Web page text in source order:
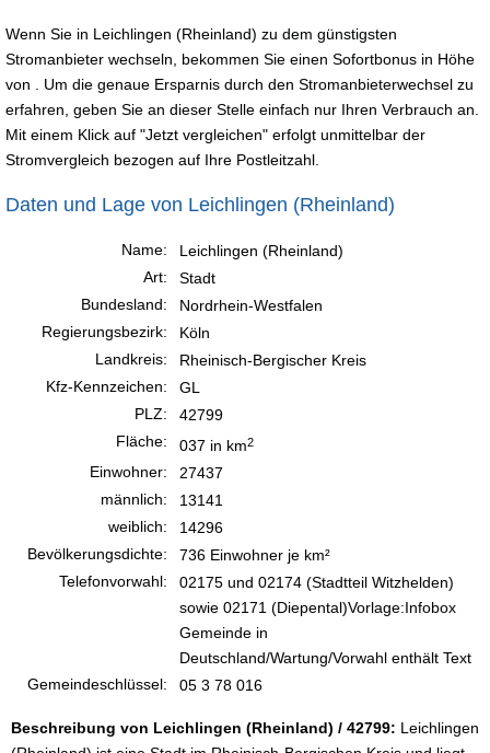
Wenn Sie in Leichlingen (Rheinland) zu dem günstigsten
Stromanbieter wechseln, bekommen Sie einen Sofortbonus in Höhe
von . Um die genaue Ersparnis durch den Stromanbieterwechsel zu
erfahren, geben Sie an dieser Stelle einfach nur Ihren Verbrauch an.
Mit einem Klick auf "Jetzt vergleichen" erfolgt unmittelbar der
Stromvergleich bezogen auf Ihre Postleitzahl.
Daten und Lage von Leichlingen (Rheinland)
Name:
Leichlingen (Rheinland)
Art:
Stadt
Bundesland:
Nordrhein-Westfalen
Regierungsbezirk:
Köln
Landkreis:
Rheinisch-Bergischer Kreis
Kfz-Kennzeichen:
GL
PLZ:
42799
Fläche:
037 in km2
Einwohner:
27437
männlich:
13141
weiblich:
14296
Bevölkerungsdichte:
736 Einwohner je km²
Telefonvorwahl:
02175 und 02174 (Stadtteil Witzhelden)
sowie 02171 (Diepental)Vorlage:Infobox
Gemeinde in
Deutschland/Wartung/Vorwahl enthält Text
Gemeindeschlüssel:
05 3 78 016
Beschreibung von Leichlingen (Rheinland) / 42799: Leichlingen